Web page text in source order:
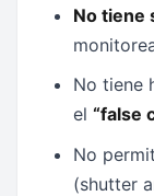
No tiene
No tiene
el “false
No
(shutter